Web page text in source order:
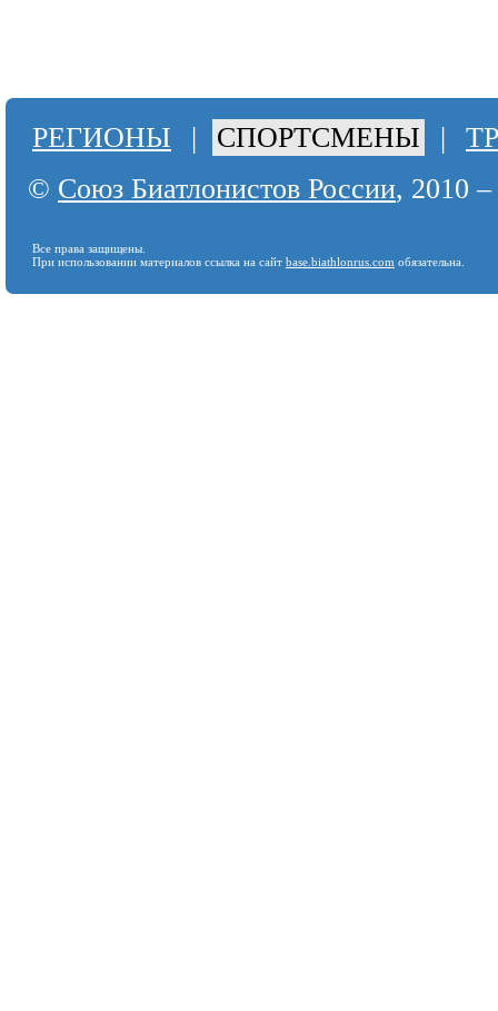
РЕГИОНЫ | СПОРТСМЕНЫ |
© Союз Биатлонистов России, 2010
Все права защищены.
При использовании материалов ссылка на сайт base.biathlonrus.com обязательна.